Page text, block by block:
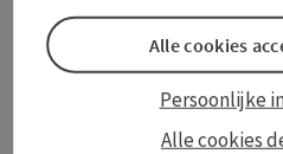
Toegankelijkheid
Meer ontdekken
Alle cookies
Persoonlijke
Alle cookies